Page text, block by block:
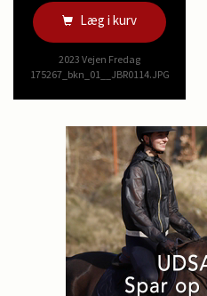
Læg i kurv
2023 Vejen Fredag
175267_bkn_01__JBR0114.JPG